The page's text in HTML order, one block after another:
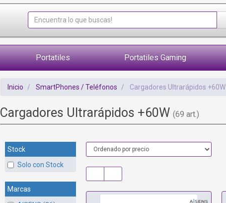
Portatiles Portatiles Gaming
Inicio SmartPhones / Teléfonos Cargadores Ultrarápidos +60W
Cargadores Ultrarápidos +60W (69 art.)
Stock
Solo con Stock
Marcas